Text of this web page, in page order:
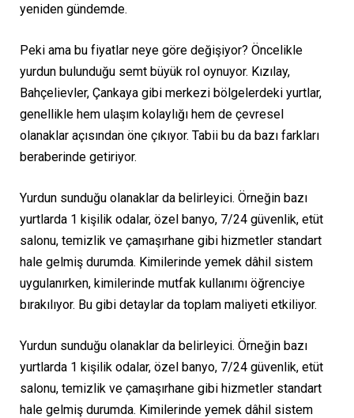
yeniden gündemde.
Peki ama bu fiyatlar neye göre değişiyor? Öncelikle
yurdun bulunduğu semt büyük rol oynuyor. Kızılay,
Bahçelievler, Çankaya gibi merkezi bölgelerdeki yurtlar,
genellikle hem ulaşım kolaylığı hem de çevresel
olanaklar açısından öne çıkıyor. Tabii bu da bazı farkları
beraberinde getiriyor.
Yurdun sunduğu olanaklar da belirleyici. Örneğin bazı
yurtlarda 1 kişilik odalar, özel banyo, 7/24 güvenlik, etüt
salonu, temizlik ve çamaşırhane gibi hizmetler standart
hale gelmiş durumda. Kimilerinde yemek dâhil sistem
uygulanırken, kimilerinde mutfak kullanımı öğrenciye
bırakılıyor. Bu gibi detaylar da toplam maliyeti etkiliyor.
Yurdun sunduğu olanaklar da belirleyici. Örneğin bazı
yurtlarda 1 kişilik odalar, özel banyo, 7/24 güvenlik, etüt
salonu, temizlik ve çamaşırhane gibi hizmetler standart
hale gelmiş durumda. Kimilerinde yemek dâhil sistem